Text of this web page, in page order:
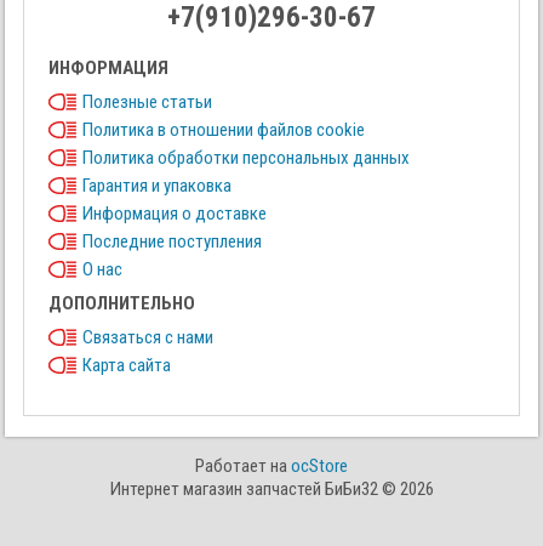
+7(910)296-30-67
ИНФОРМАЦИЯ
Полезные статьи
Политика в отношении файлов cookie
Политика обработки персональных данных
Гарантия и упаковка
Информация о доставке
Последние поступления
О нас
ДОПОЛНИТЕЛЬНО
Связаться с нами
Карта сайта
Работает наocStore
Интернет магазин запчастей БиБи32 © 2026